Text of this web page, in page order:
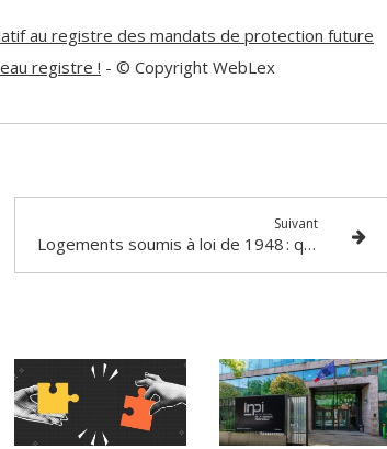
au registre des mandats de protection future
registre ! - © Copyright WebLex
Suivant
Logements soumis à loi de 1948 : quelle revalorisation des loyers ?